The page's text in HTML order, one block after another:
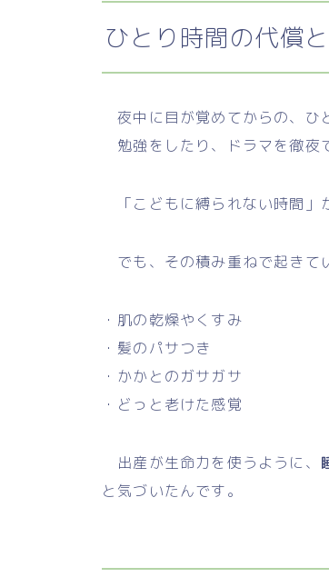
ひとり時間の代償
夜中に目が覚めてからの、ひ
勉強をしたり、ドラマを徹夜
「こどもに縛られない時間」
でも、その積み重ねで起きて
・肌の乾燥やくすみ
・髪のパサつき
・かかとのガサガサ
・どっと老けた感覚
出産が生命力を使うように、
と気づいたんです。